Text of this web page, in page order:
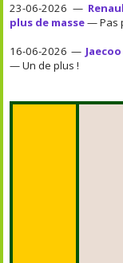
23-06-2026 —
plus de masse— Pas
16-06-2026 —
— Un de plus !